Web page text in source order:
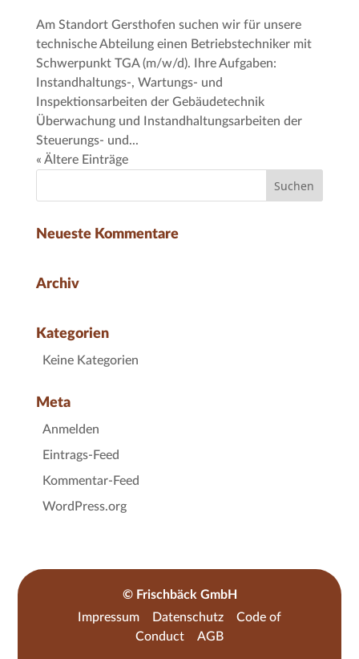
Am Standort Gersthofen suchen wir für unsere
technische Abteilung einen Betriebstechniker mit
Schwerpunkt TGA (m/w/d). Ihre Aufgaben:
Instandhaltungs-, Wartungs- und
Inspektionsarbeiten der Gebäudetechnik
Überwachung und Instandhaltungsarbeiten der
Steuerungs- und...
« Ältere Einträge
Neueste Kommentare
Archiv
Kategorien
Keine Kategorien
Meta
Anmelden
Eintrags-Feed
Kommentar-Feed
WordPress.org
© Frischbäck GmbH
Impressum
Datenschutz
Code of
Conduct
AGB